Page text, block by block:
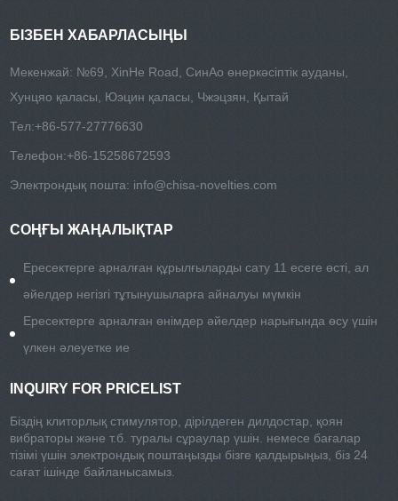
БІЗБЕН ХАБАРЛАСЫҢЫ
Мекенжай: №69, XinHe Road, СинАо өнеркәсіптік ауданы,
Хунцяо қаласы, Юэцин қаласы, Чжэцзян, Қытай
Тел:+86-577-27776630
Телефон:+86-15258672593
Электрондық пошта: info@chisa-novelties.com
СОҢҒЫ ЖАҢАЛЫҚТАР
Ересектерге арналған құрылғыларды сату 11 есеге өсті, ал
әйелдер негізгі тұтынушыларға айналуы мүмкін
Ересектерге арналған өнімдер әйелдер нарығында өсу үшін
үлкен әлеуетке ие
INQUIRY FOR PRICELIST
Біздің клиторлық стимулятор, дірілдеген дилдостар, қоян
вибраторы және т.б. туралы сұраулар үшін. немесе бағалар
тізімі үшін электрондық поштаңызды бізге қалдырыңыз, біз 24
сағат ішінде байланысамыз.